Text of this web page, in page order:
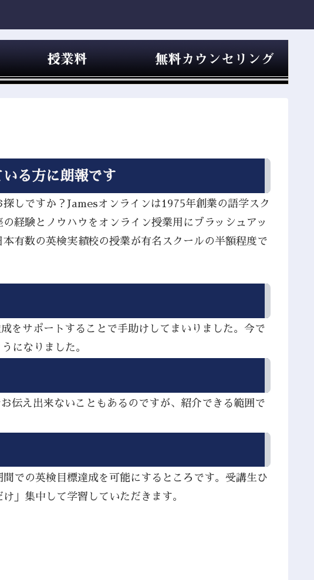
る方に朗報です
しですか？Jamesオンラインは1975年創業の語学スク
経験とノウハウをオンライン授業用にブラッシュアッ
有数の英検実績校の授業が有名スクールの半額程度で
をサポートすることで手助けしてまいりました。今で
になりました。
伝え出来ないこともあるのですが、紹介できる範囲で
での英検目標達成を可能にするところです。受講生ひ
」集中して学習していただきます。